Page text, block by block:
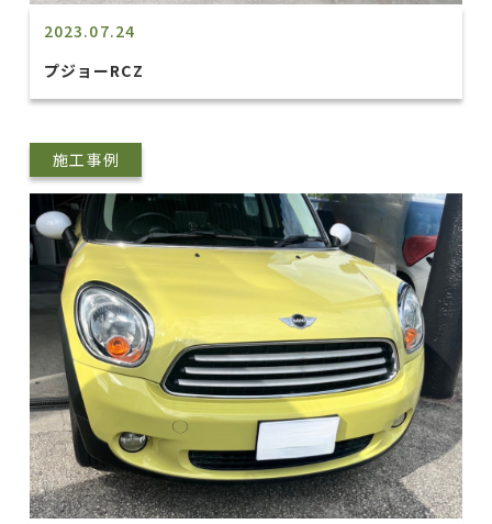
2023.07.24
プジョーRCZ
施工事例